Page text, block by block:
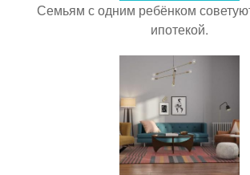
Семьям с одним ребёнком
ипотекой.